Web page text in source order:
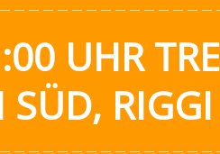
UHR